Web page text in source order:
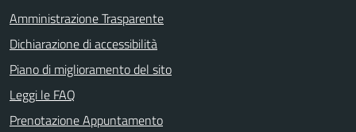
Amministrazione Trasparente
Dichiarazione di accessibilità
Piano di miglioramento del sito
Leggi le FAQ
Prenotazione Appuntamento